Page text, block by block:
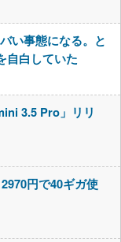
い事態になる。と
自白していた
3.5 Pro」リリ
円で40ギガ使